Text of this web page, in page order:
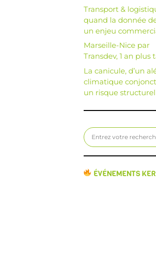
Transport &
quand la donnée
un enjeu
Marseille-Nice par
Transdev, 1 an plus
La canicule, d’un
climatique
un risque structurel
ÉVÉNEMENTS